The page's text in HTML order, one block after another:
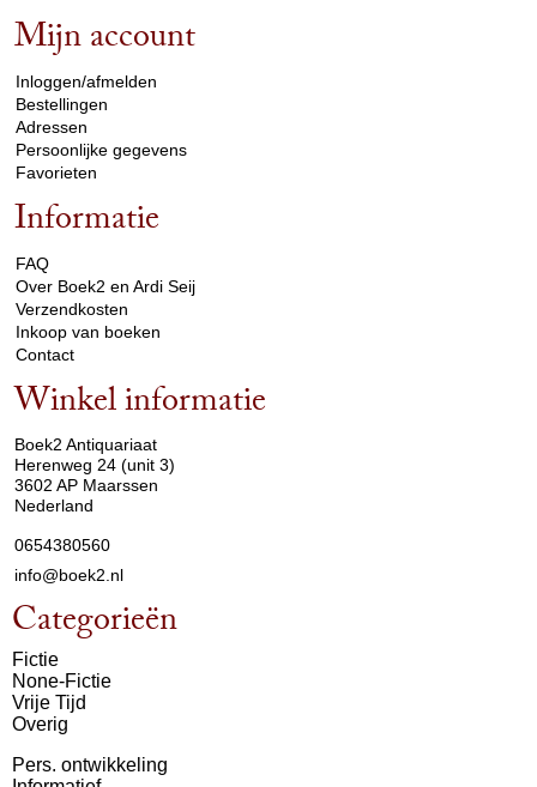
Mijn account
Inloggen/afmelden
Bestellingen
Adressen
Persoonlijke gegevens
Favorieten
Informatie
FAQ
Over Boek2 en Ardi Seij
Verzendkosten
Inkoop van boeken
Contact
Winkel informatie
Boek2 Antiquariaat
Herenweg 24 (unit 3)
3602 AP Maarssen
Nederland
0654380560
info@boek2.nl
Categorieën
Fictie
None-Fictie
Vrije Tijd
Overig
Pers. ontwikkeling